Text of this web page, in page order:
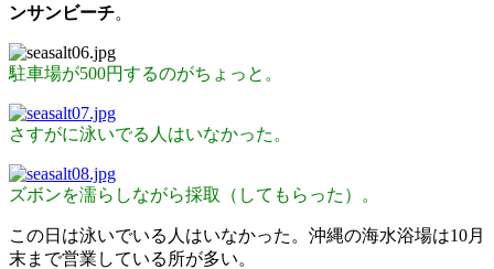
ンサンビーチ。
駐車場が500円するのがちょっと。
さすがに泳いでる人はいなかった。
ズボンを濡らしながら採取（してもらった）。
この日は泳いでいる人はいなかった。沖縄の海水浴場は10月
末まで営業している所が多い。